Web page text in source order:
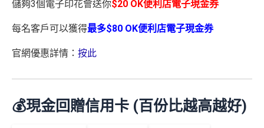
儲夠3個電子印花會送你$20 OK便利店電子現金券
每名客戶可以獲得最多$80 OK便利店電子現金券
官網優惠詳情： 按此
💰現金回贈信用卡 (百份比越高越好)